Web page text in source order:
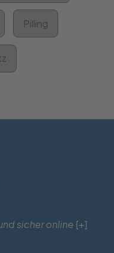
Pilling
sicher online [+]